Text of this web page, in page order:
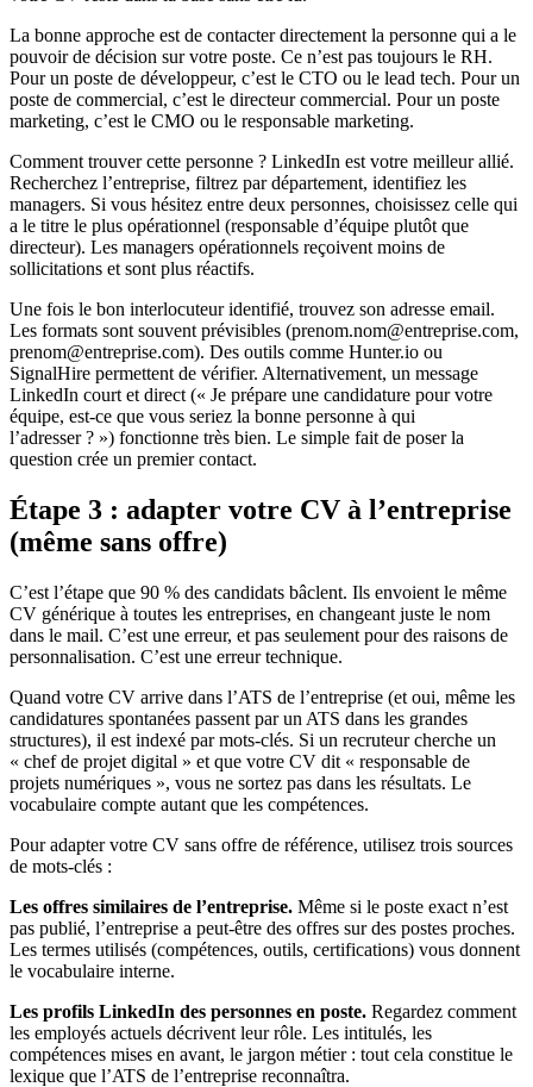
La bonne approche est de contacter directement la personne qui a le
pouvoir de décision sur votre poste. Ce n’est pas toujours le RH.
Pour un poste de développeur, c’est le CTO ou le lead tech. Pour un
poste de commercial, c’est le directeur commercial. Pour un poste
marketing, c’est le CMO ou le responsable marketing.
Comment trouver cette personne ? LinkedIn est votre meilleur allié.
Recherchez l’entreprise, filtrez par département, identifiez les
managers. Si vous hésitez entre deux personnes, choisissez celle qui
a le titre le plus opérationnel (responsable d’équipe plutôt que
directeur). Les managers opérationnels reçoivent moins de
sollicitations et sont plus réactifs.
Une fois le bon interlocuteur identifié, trouvez son adresse email.
Les formats sont souvent prévisibles (prenom.nom@entreprise.com,
prenom@entreprise.com). Des outils comme Hunter.io ou
SignalHire permettent de vérifier. Alternativement, un message
LinkedIn court et direct (« Je prépare une candidature pour votre
équipe, est-ce que vous seriez la bonne personne à qui
l’adresser ? ») fonctionne très bien. Le simple fait de poser la
question crée un premier contact.
Étape 3 : adapter votre CV à l’entreprise
(même sans offre)
C’est l’étape que 90 % des candidats bâclent. Ils envoient le même
CV générique à toutes les entreprises, en changeant juste le nom
dans le mail. C’est une erreur, et pas seulement pour des raisons de
personnalisation. C’est une erreur technique.
Quand votre CV arrive dans l’ATS de l’entreprise (et oui, même les
candidatures spontanées passent par un ATS dans les grandes
structures), il est indexé par mots-clés. Si un recruteur cherche un
« chef de projet digital » et que votre CV dit « responsable de
projets numériques », vous ne sortez pas dans les résultats. Le
vocabulaire compte autant que les compétences.
Pour adapter votre CV sans offre de référence, utilisez trois sources
de mots-clés :
Les offres similaires de l’entreprise. Même si le poste exact n’est
pas publié, l’entreprise a peut-être des offres sur des postes proches.
Les termes utilisés (compétences, outils, certifications) vous donnent
le vocabulaire interne.
Les profils LinkedIn des personnes en poste. Regardez comment
les employés actuels décrivent leur rôle. Les intitulés, les
compétences mises en avant, le jargon métier : tout cela constitue le
lexique que l’ATS de l’entreprise reconnaîtra.